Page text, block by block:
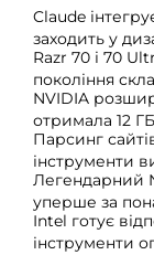
Claude
заходить у
Razr 70 і 70
покоління
NVIDIA
отримала 12
Парсинг
інструменти
Легендарний
уперше за
Intel готує
інструменти